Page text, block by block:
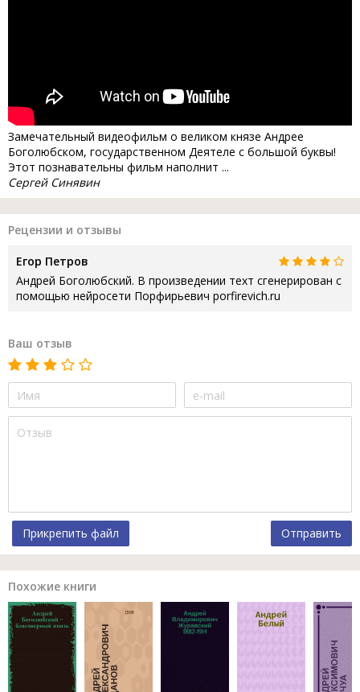
Замечательный видеофильм о великом князе Андрее
Боголюбском, государственном Деятеле с большой буквы!
Этот познавательны фильм наполнит ...
Сергей Синявин
Рецензии и отзывы
Егор Петров
Андрей Боголюбский. В произведении техт сгенерирован с
помощью нейросети Порфирьевич porfirevich.ru
Ваш отзыв
Прикрепить файл Отправить
Похожие книги